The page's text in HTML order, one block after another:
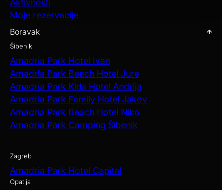
Aktivnosti
Moje rezervacije
Boravak
Šibenik
Amadria Park Hotel Ivan
Amadria Park Beach Hotel Jure
Amadria Park Kids Hotel Andrija
Amadria Park Family Hotel Jakov
Amadria Park Beach Hotel Niko
Amadria Park Camping Šibenik
Zagreb
Amadria Park Hotel Capital
Opatija